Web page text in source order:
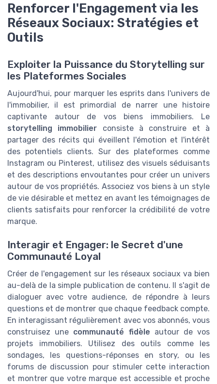
Renforcer l'Engagement via les
Réseaux Sociaux: Stratégies et
Outils
Exploiter la Puissance du Storytelling sur
les Plateformes Sociales
Aujourd'hui, pour marquer les esprits dans l'univers de
l'immobilier, il est primordial de narrer une histoire
captivante autour de vos biens immobiliers. Le
storytelling immobilier consiste à construire et à
partager des récits qui éveillent l'émotion et l'intérêt
des potentiels clients. Sur des plateformes comme
Instagram ou Pinterest, utilisez des visuels séduisants
et des descriptions envoutantes pour créer un univers
autour de vos propriétés. Associez vos biens à un style
de vie désirable et mettez en avant les témoignages de
clients satisfaits pour renforcer la crédibilité de votre
marque.
Interagir et Engager: le Secret d'une
Communauté Loyal
Créer de l'engagement sur les réseaux sociaux va bien
au-delà de la simple publication de contenu. Il s'agit de
dialoguer avec votre audience, de répondre à leurs
questions et de montrer que chaque feedback compte.
En interagissant régulièrement avec vos abonnés, vous
construisez une communauté fidèle autour de vos
projets immobiliers. Utilisez des outils comme les
sondages, les questions-réponses en story, ou les
forums de discussion pour stimuler cette interaction
et montrer que votre marque est accessible et proche